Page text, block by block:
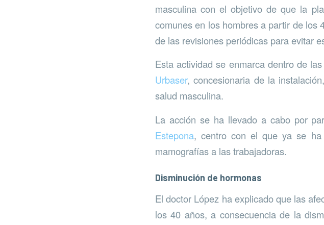
masculina con el objetivo de que la
comunes en los hombres a partir de los
de las revisiones periódicas para evitar
Esta actividad se enmarca dentro de
Urbaser, concesionaria de la
salud masculina.
La acción se ha llevado a cabo por
Estepona, centro con el que ya se ha
mamografías a las trabajadoras.
Disminución de hormonas
El doctor López ha explicado que las
los 40 años, a consecuencia de la